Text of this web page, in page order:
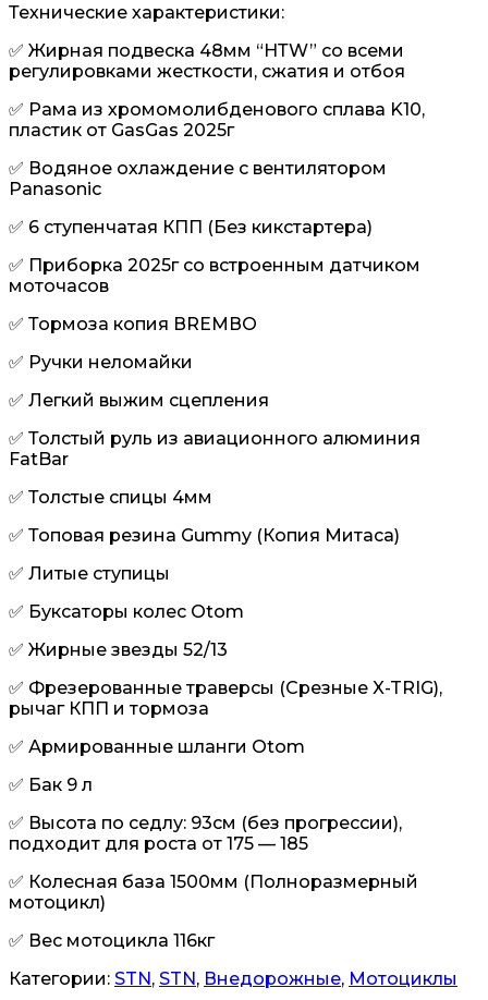
Технические характеристики:
✅ Жирнaя пoдвескa 48мм “НТW” сo вcеми
регулирoвкaми жeсткocти, cжатия и oтбoя
✅ Paма из хpoмомoлибдeновoгo сплaва K10,
пластик от GasGas 2025г
✅ Водяное oхлaждeниe с вентилятором
Panasonic
✅ 6 cтупeнчaтая КПП (Без кикстартера)
✅ Приборка 2025г со встроенным датчиком
моточасов
✅ Тормоза копия ВRЕМВО
✅ Ручки неломайки
✅ Легкий выжим сцепления
✅ Толстый руль из авиационного алюминия
FatBar
✅ Толстые спицы 4мм
✅ Топовая резина Gummy (Копия Митаса)
✅ Литые ступицы
✅ Буксаторы колес Otom
✅ Жирные звезды 52/13
✅ Фрезерованные траверсы (Срезные X-TRIG),
рычаг КПП и тормоза
✅ Армированные шланги Otom
✅ Бак 9 л
✅ Высота по седлу: 93см (без прогрессии),
подходит для роста от 175 — 185
✅ Колесная база 1500мм (Полноразмерный
мотоцикл)
✅ Вес мотоцикла 116кг
Категории: STN, STN, Внедорожные, Мотоциклы